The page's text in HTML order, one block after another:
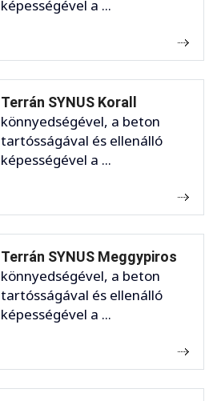
képességével a ...
Terrán SYNUS Korall
könnyedségével, a beton
tartósságával és ellenálló
képességével a ...
Terrán SYNUS Meggypiros
könnyedségével, a beton
tartósságával és ellenálló
képességével a ...